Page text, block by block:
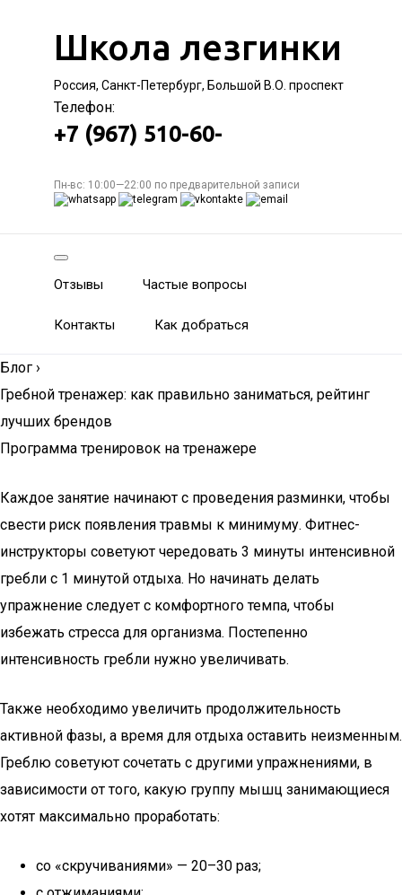
Школа лезгинки
Россия, Санкт-Петербург, Большой В.О. проспект
Телефон:
+7 (967) 510-60-
Пн-вс: 10:00—22:00 по предварительной записи
Отзывы Частые вопросы
Контакты Как добраться
Блог ›
Гребной тренажер: как правильно заниматься, рейтинг
лучших брендов
Программа тренировок на тренажере
Каждое занятие начинают с проведения разминки, чтобы
свести риск появления травмы к минимуму. Фитнес-
инструкторы советуют чередовать 3 минуты интенсивной
гребли с 1 минутой отдыха. Но начинать делать
упражнение следует с комфортного темпа, чтобы
избежать стресса для организма. Постепенно
интенсивность гребли нужно увеличивать.
Также необходимо увеличить продолжительность
активной фазы, а время для отдыха оставить неизменным.
Греблю советуют сочетать с другими упражнениями, в
зависимости от того, какую группу мышц занимающиеся
хотят максимально проработать:
со «скручиваниями» — 20–30 раз;